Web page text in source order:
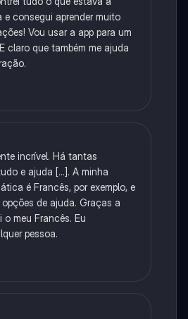
e consegui aprender muito
Vou usar a app para um
claro que também me ajuda
incrível. Há tantas
e ajuda [...]. A minha
é Francês, por exemplo, e
de ajuda. Graças a
o meu Francês. Eu
pessoa.